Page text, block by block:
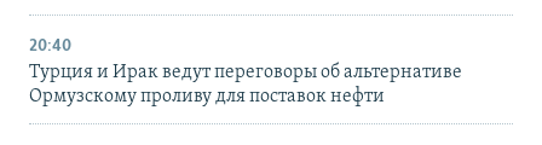
20:40
Турция и Ирак ведут переговоры об альтернативе
Ормузскому проливу для поставок нефти